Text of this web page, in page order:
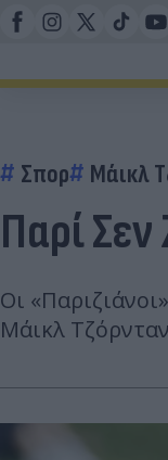
Σπορ Μάικλ
Παρί
Οι
Μάικλ